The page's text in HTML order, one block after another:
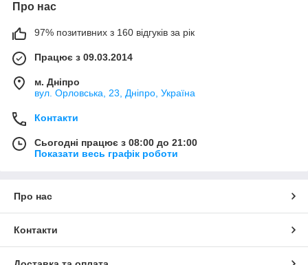
Про нас
97% позитивних з 160 відгуків за рік
Працює з 09.03.2014
м. Дніпро
вул. Орловська, 23, Дніпро, Україна
Контакти
Сьогодні працює з 08:00 до 21:00
Показати весь графік роботи
Про нас
Контакти